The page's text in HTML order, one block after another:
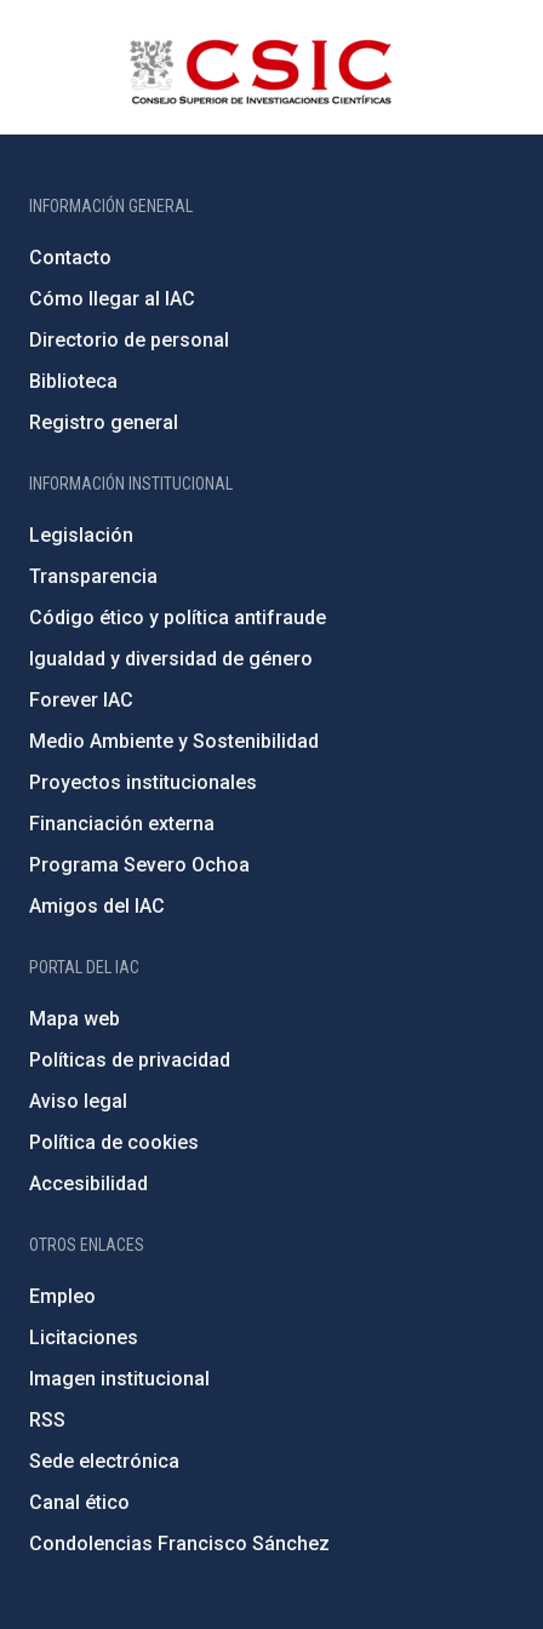
INFORMACIÓN GENERAL
Contacto
Cómo llegar al IAC
Directorio de personal
Biblioteca
Registro general
INFORMACIÓN INSTITUCIONAL
Legislación
Transparencia
Código ético y política antifraude
Igualdad y diversidad de género
Forever IAC
Medio Ambiente y Sostenibilidad
Proyectos institucionales
Financiación externa
Programa Severo Ochoa
Amigos del IAC
PORTAL DEL IAC
Mapa web
Políticas de privacidad
Aviso legal
Política de cookies
Accesibilidad
OTROS ENLACES
Empleo
Licitaciones
Imagen institucional
RSS
Sede electrónica
Canal ético
Condolencias Francisco Sánchez